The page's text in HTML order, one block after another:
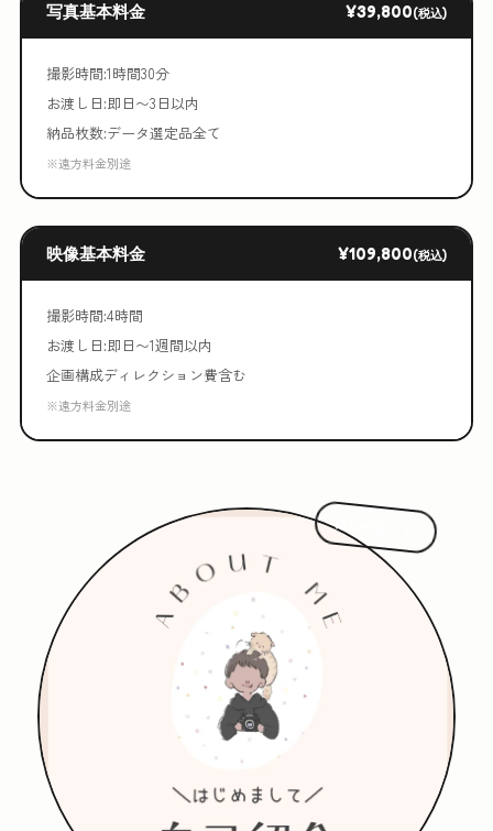
写真基本料金 ¥39,800(税込)
撮影時間:1時間30分
お渡し日:即日〜3日以内
納品枚数:データ選定品全て
※遠方料金別途
映像基本料金 ¥109,800(税込)
撮影時間:4時間
お渡し日:即日〜1週間以内
企画構成ディレクション費含む
※遠方料金別途
はじめまして!